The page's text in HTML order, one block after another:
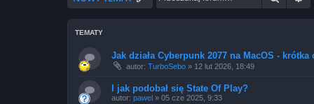
TEMATY
Jak działa Cyberpunk 2077 na MacOS - krótka
autor: TurboSebo » 12 lut 2026, 18:49
I jak podobał się State Of Play?
autor: pawel » 05 cze 2025, 9:33